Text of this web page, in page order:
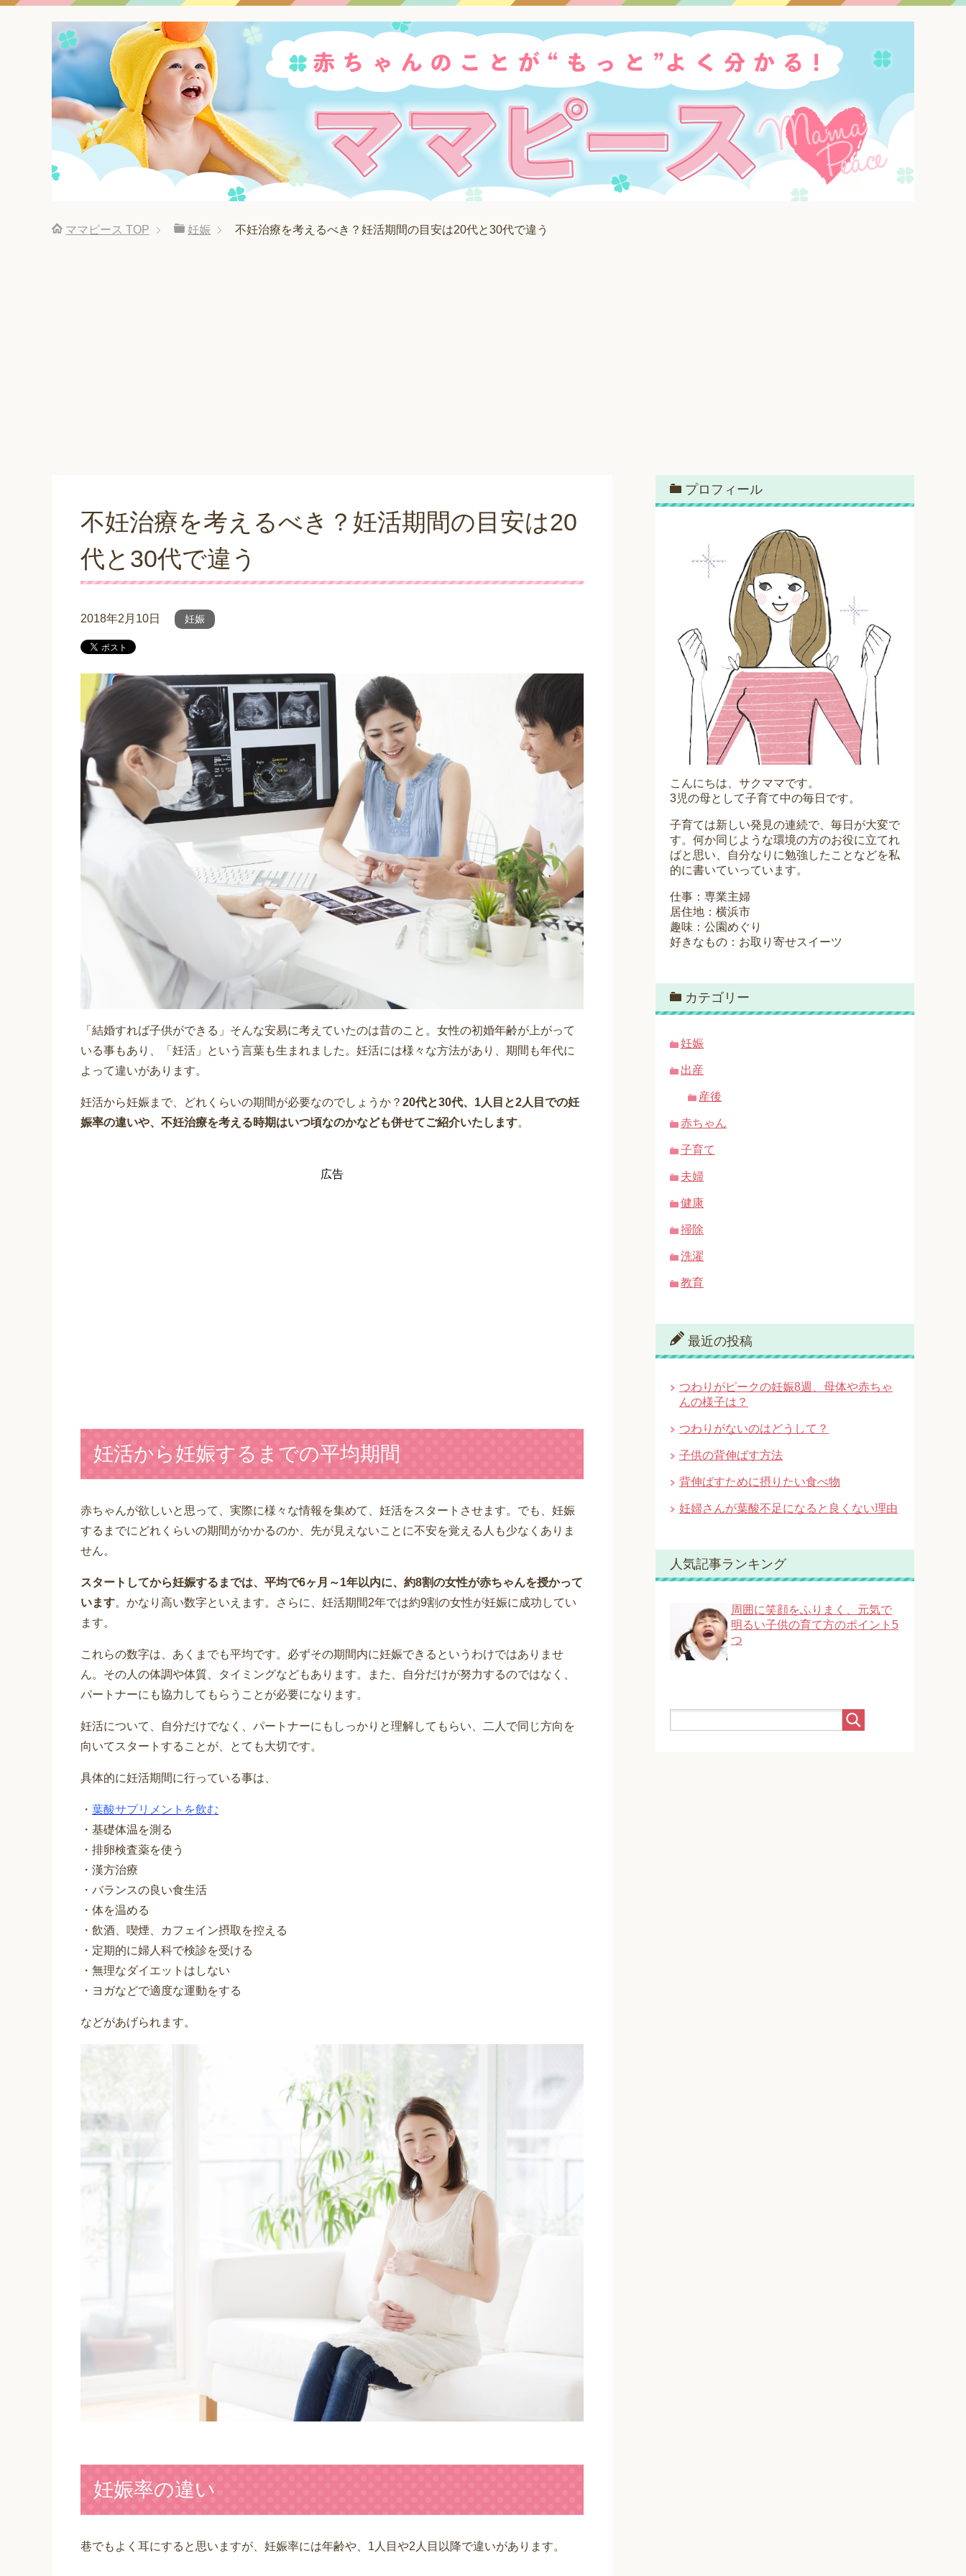
ママピース TOP 妊娠 不妊治療を考えるべき？妊活期間の目安は20代と30代で違う
不妊治療を考えるべき？妊活期間の目安は20
代と30代で違う
2018年2月10日 妊娠
「結婚すれば子供ができる」そんな安易に考えていたのは昔のこと。女性の初婚年齢が上がって
いる事もあり、「妊活」という言葉も生まれました。妊活には様々な方法があり、期間も年代に
よって違いがあります。
妊活から妊娠まで、どれくらいの期間が必要なのでしょうか？ 20代と30代、1人目と2人目での妊
娠率の違いや、不妊治療を考える時期はいつ頃なのかなども併せてご紹介いたします。
広告
妊活から妊娠するまでの平均期間
赤ちゃんが欲しいと思って、実際に様々な情報を集めて、妊活をスタートさせます。でも、妊娠
するまでにどれくらいの期間がかかるのか、先が見えないことに不安を覚える人も少なくありま
せん。
スタートしてから妊娠するまでは、平均で6ヶ月～1年以内に、約8割の女性が赤ちゃんを授かって
います。かなり高い数字といえます。さらに、妊活期間2年では約9割の女性が妊娠に成功してい
ます。
これらの数字は、あくまでも平均です。必ずその期間内に妊娠できるというわけではありませ
ん。その人の体調や体質、タイミングなどもあります。また、自分だけが努力するのではなく、
パートナーにも協力してもらうことが必要になります。
妊活について、自分だけでなく、パートナーにもしっかりと理解してもらい、二人で同じ方向を
向いてスタートすることが、とても大切です。
具体的に妊活期間に行っている事は、
・ 葉酸サプリメントを飲む
・基礎体温を測る
・排卵検査薬を使う
・漢方治療
・バランスの良い食生活
・体を温める
・飲酒、喫煙、カフェイン摂取を控える
・定期的に婦人科で検診を受ける
・無理なダイエットはしない
・ヨガなどで適度な運動をする
などがあげられます。
妊娠率の違い
巷でもよく耳にすると思いますが、妊娠率には年齢や、1人目や2人目以降で違いがあります。
プロフィール
こんにちは、サクママです。
3児の母として子育て中の毎日です。
子育ては新しい発見の連続で、毎日が大変で
す。何か同じような環境の方のお役に立てれ
ばと思い、自分なりに勉強したことなどを私
的に書いていっています。
仕事：専業主婦
居住地：横浜市
趣味：公園めぐり
好きなもの：お取り寄せスイーツ
カテゴリー
妊娠
出産
産後
赤ちゃん
子育て
夫婦
健康
掃除
洗濯
教育
最近の投稿
つわりがピークの妊娠8週、母体や赤ちゃ
んの様子は？
つわりがないのはどうして？
子供の背伸ばす方法
背伸ばすために摂りたい食べ物
妊婦さんが葉酸不足になると良くない理由
人気記事ランキング
周囲に笑顔をふりまく、元気で
明るい子供の育て方のポイント5
つ